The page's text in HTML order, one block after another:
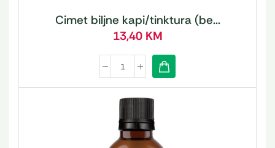
Cimet biljne kapi/tinktura (be...
13,40 KM